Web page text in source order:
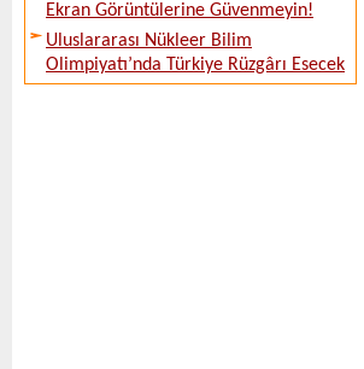
Ekran Görüntülerine Güvenmeyin!
Uluslararası Nükleer Bilim
Olimpiyatı’nda Türkiye Rüzgârı Esecek